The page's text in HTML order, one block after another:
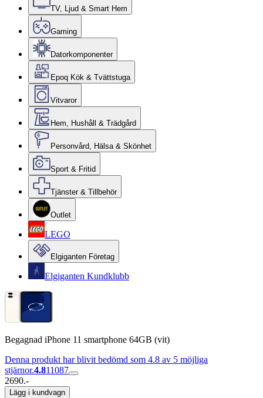
TV, Ljud & Smart Hem
Gaming
Datorkomponenter
Epoq Kök & Tvättstuga
Vitvaror
Hem, Hushåll & Trädgård
Personvård, Hälsa & Skönhet
Sport & Fritid
Tjänster & Tillbehör
Outlet
LEGO
Elgiganten Företag
Elgiganten Kundklubb
Begagnad iPhone 11 smartphone 64GB (vit)
Denna produkt har blivit bedömd som 4.8 av 5 möjliga
stjärnor.4.811087
2690.-
Lägg i kundvagn